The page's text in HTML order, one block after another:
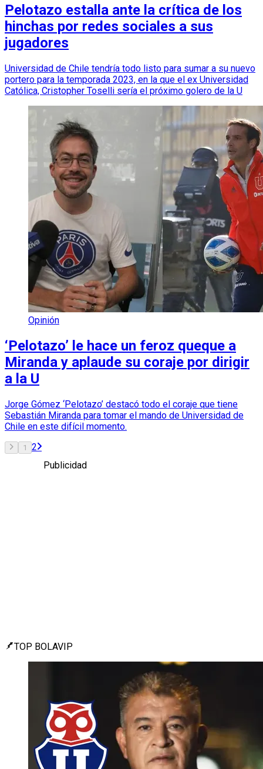
Pelotazo estalla ante la crítica de los
hinchas por redes sociales a sus
jugadores
Universidad de Chile tendría todo listo para sumar a su nuevo
portero para la temporada 2023, en la que el ex Universidad
Católica, Cristopher Toselli sería el próximo golero de la U
Opinión
‘Pelotazo’ le hace un feroz queque a
Miranda y aplaude su coraje por dirigir
a la U
Jorge Gómez ‘Pelotazo’ destacó todo el coraje que tiene
Sebastián Miranda para tomar el mando de Universidad de
Chile en este difícil momento.
1
2
Publicidad
TOP BOLAVIP